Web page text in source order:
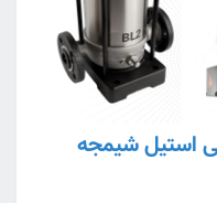
استیل شیمجه